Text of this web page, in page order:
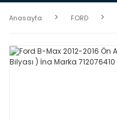
Anasayfa FORD